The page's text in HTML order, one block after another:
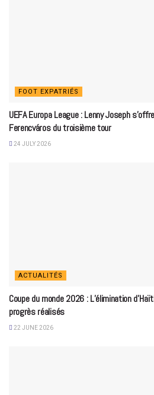
FOOT EXPATRIÉS
UEFA Europa League : Lenny Joseph
Ferencváros du troisième tour
24 JULY 2026
ACTUALITÉS
Coupe du monde 2026 : L’élimination
progrès réalisés
22 JUNE 2026